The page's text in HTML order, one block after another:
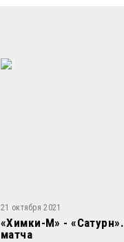
21 октября 2021
«Химки-М» -
матча